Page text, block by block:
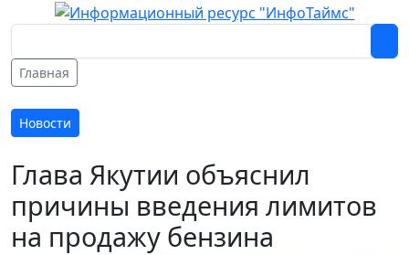
Главная
Новости
Глава Якутии объяснил
причины введения лимитов
на продажу бензина